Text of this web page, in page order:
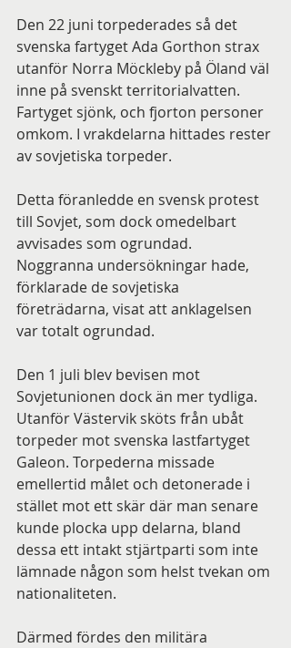
Den 22 juni torpederades så det
svenska fartyget Ada Gorthon strax
utanför Norra Möckleby på Öland väl
inne på svenskt territorialvatten.
Fartyget sjönk, och fjorton personer
omkom. I vrakdelarna hittades rester
av sovjetiska torpeder.
Detta föranledde en svensk protest
till Sovjet, som dock omedelbart
avvisades som ogrundad.
Noggranna undersökningar hade,
förklarade de sovjetiska
företrädarna, visat att anklagelsen
var totalt ogrundad.
Den 1 juli blev bevisen mot
Sovjetunionen dock än mer tydliga.
Utanför Västervik sköts från ubåt
torpeder mot svenska lastfartyget
Galeon. Torpederna missade
emellertid målet och detonerade i
stället mot ett skär där man senare
kunde plocka upp delarna, bland
dessa ett intakt stjärtparti som inte
lämnade någon som helst tvekan om
nationaliteten.
Därmed fördes den militära